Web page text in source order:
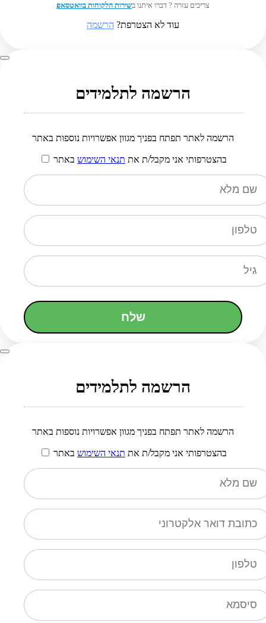
צריכים עזרה ? דברו איתנו בשירות הלקוחות בוואטסאפ
עוד לא הצטרפת? הרשמה
הרשמה לתלמידים
הרשמה לאתר תפתח בפניך מגוון אפשרויות נוספות באתר
בהצטרפותי אני מקבל/ת את תנאי השימוש באתר
שלח
הרשמה לתלמידים
הרשמה לאתר תפתח בפניך מגוון אפשרויות נוספות באתר
בהצטרפותי אני מקבל/ת את תנאי השימוש באתר